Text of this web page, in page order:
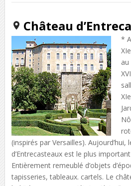
Château
*
au
(inspirés par Versailles). Aujourd’hui,
d’Entrecasteaux est le plus
Entièrement remeublé d’objets
tapisseries, tableaux. cartels. Le